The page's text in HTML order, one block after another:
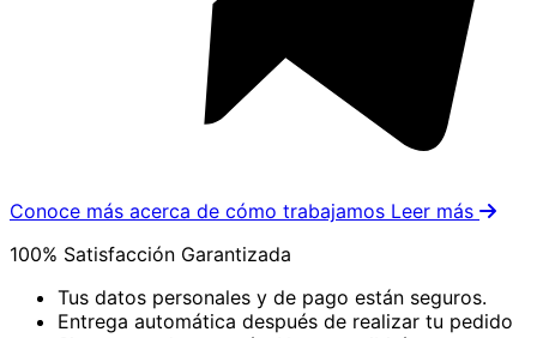
Conoce más acerca de cómo trabajamos Leer más
100% Satisfacción Garantizada
Tus datos personales y de pago están seguros.
Entrega automática después de realizar tu pedido